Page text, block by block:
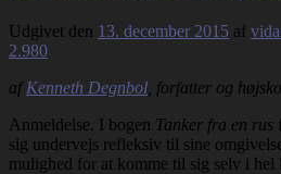
Udgivet den 13. december 2015 af
2.980
afKenneth Degnbol , forfatter og
Anmeldelse. I bogen Tanker fra en rus
sig undervejs refleksiv til sine
mulighed for at komme til sig selv i hel